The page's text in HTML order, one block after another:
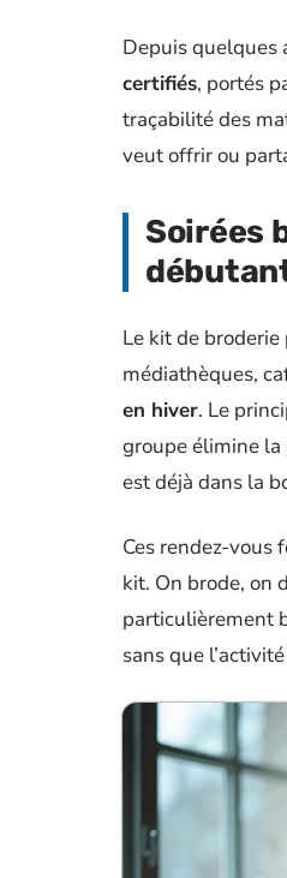
Depuis quelques
certifiés, portés
traçabilité des
veut offrir ou
Soirées
Le kit de
médiathèques,
en hiver. Le
groupe élimine
est déjà dans la
Ces rendez-vous
kit. On brode, on
particulièrement
sans que